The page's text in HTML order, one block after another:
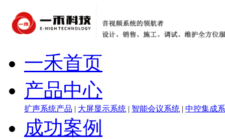
一禾首页
产品中心
扩声系统产品 | 大屏显示系统 | 智能会议系统 | 中控集成
成功案例